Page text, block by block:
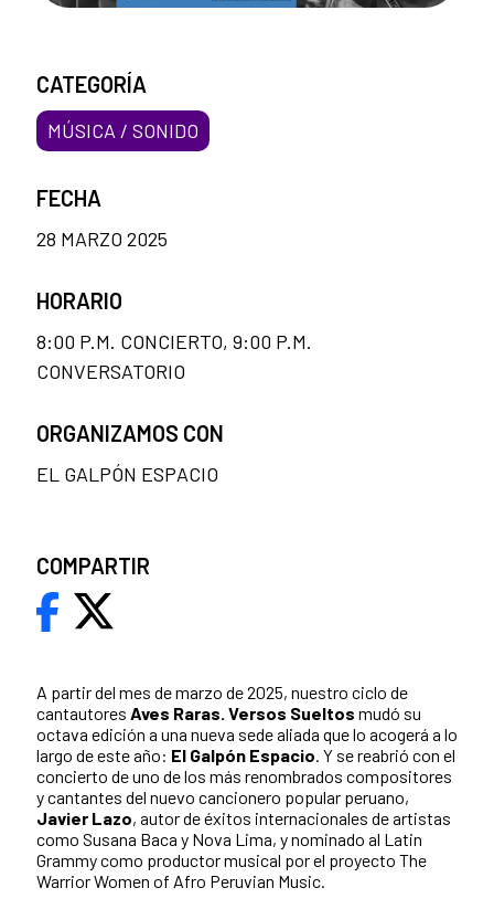
A partir del mes de marzo de 2025, nuestro ciclo de
cantautores Aves Raras. Versos Sueltos mudó su
octava edición a una nueva sede aliada que lo acogerá a lo
largo de este año: El Galpón Espacio . Y se reabrió con el
concierto de uno de los más renombrados compositores
y cantantes del nuevo cancionero popular peruano,
Javier Lazo, autor de éxitos internacionales de artistas
como Susana Baca y Nova Lima, y nominado al Latin
Grammy como productor musical por el proyecto The
Warrior Women of Afro Peruvian Music.
CATEGORÍA
MÚSICA / SONIDO
FECHA
28 MARZO 2025
HORARIO
8:00 P.M. CONCIERTO, 9:00 P.M.
CONVERSATORIO
ORGANIZAMOS CON
EL GALPÓN ESPACIO
COMPARTIR